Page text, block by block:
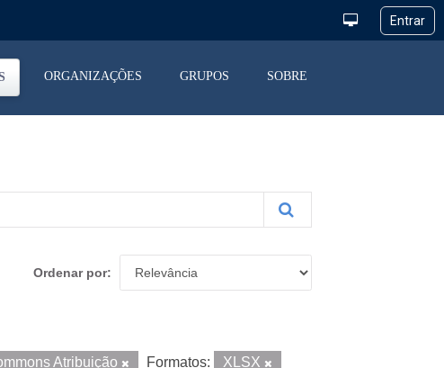
ORGANIZAÇÕES GRUPOS SOBRE
Ordenar por
Atribuição Formatos:
XLSX